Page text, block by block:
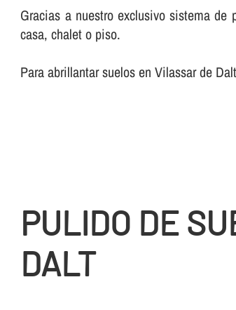
Gracias a nuestro exclusivo sistema
casa, chalet o piso.
Para abrillantar suelos en Vilassar de
PULIDO DE
DALT